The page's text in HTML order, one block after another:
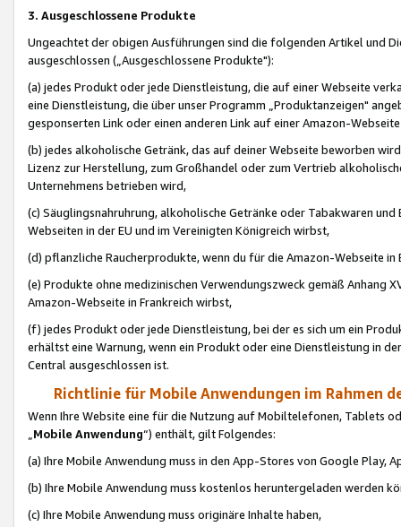
3. Ausgeschlossene Produkte
Ungeachtet der obigen Ausführungen sind die folgenden Artikel und
ausgeschlossen („Ausgeschlossene Produkte"):
(a) jedes Produkt oder jede Dienstleistung, die auf einer Webseite
eine Dienstleistung, die über unser Programm „Produktanzeigen"
gesponserten Link oder einen anderen Link auf einer Amazon-
(b) jedes alkoholische Getränk, das auf deiner Webseite beworben
Lizenz zur Herstellung, zum Großhandel oder zum Vertrieb
Unternehmens betrieben wird,
(c) Säuglingsnahruhrung, alkoholische Getränke oder Tabakwaren
Webseiten in der EU und im Vereinigten Königreich wirbst,
(d) pflanzliche Raucherprodukte, wenn du für die Amazon-Webseite in
(e) Produkte ohne medizinischen Verwendungszweck gemäß Anhang
Amazon-Webseite in Frankreich wirbst,
(f) jedes Produkt oder jede Dienstleistung, bei der es sich um ein
erhältst eine Warnung, wenn ein Produkt oder eine Dienstleistung in
Central ausgeschlossen ist.
Richtlinie für Mobile Anwendungen im Rahmen
Wenn Ihre Website eine für die Nutzung auf Mobiltelefonen, Tablets
„Mobile Anwendung“) enthält, gilt Folgendes:
(a) Ihre Mobile Anwendung muss in den App-Stores von Google Play,
(b) Ihre Mobile Anwendung muss kostenlos heruntergeladen werden
(c) Ihre Mobile Anwendung muss originäre Inhalte haben,